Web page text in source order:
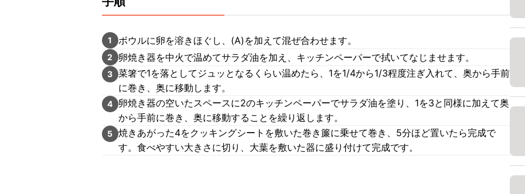
1 ボウルに卵を溶きほぐし、(A)を加えて混ぜ合わせます。
2 卵焼き器を中火で温めてサラダ油を加え、キッチンペーパーで拭いてなじませます。
3 菜箸で1を落としてジュッとなるくらい温めたら、1を1/4から1/3程度注ぎ入れて、奥から手前
に巻き、奥に移動します。
4
卵焼き器の空いたスペースに2のキッチンペーパーでサラダ油を塗り、1を3と同様に加えて奥
から手前に巻き、奥に移動することを繰り返します。
5 焼きあがった4をクッキングシートを敷いた巻き簾に乗せて巻き、5分ほど置いたら完成で
す。食べやすい大きさに切り、大葉を敷いた器に盛り付けて完成です。